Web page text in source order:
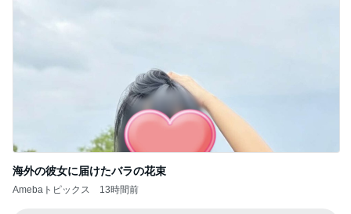
海外の彼女に届けたバラの花束
Amebaトピックス 13時間前